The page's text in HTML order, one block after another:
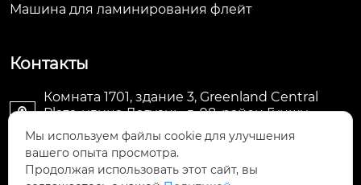
Машина для ламинирования флейт
Контакты

Комната 1701, здание 3, Greenland Central
Plaza, улица Дагуань, д. 98, район Гуншу,
Ханчжоу, провинция Чжэцзян, Китай
 machine@royal-packing.com
Мы используем файлы cookie для улучшения
вашего опыта просмотра.
Продолжая использовать этот сайт, вы